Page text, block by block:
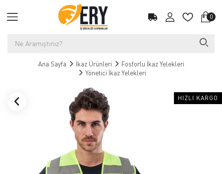
0
Ana Sayfa İkaz Ürünleri
Fosforlu İkaz Yelekleri
Yönetici İkaz Yelekleri
HIZLI KARGO